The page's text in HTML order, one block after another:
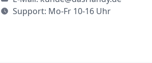
Support: Mo-Fr 10-16 Uhr